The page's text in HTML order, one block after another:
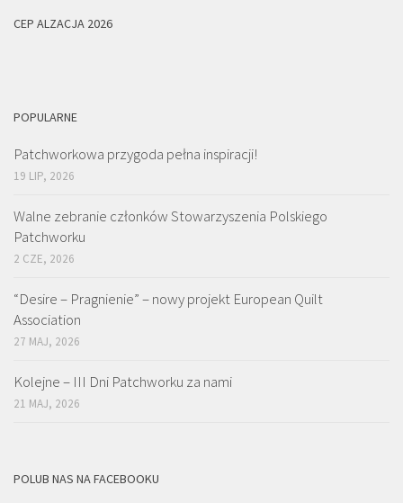
CEP ALZACJA 2026
POPULARNE
Patchworkowa przygoda pełna inspiracji!
19 LIP, 2026
Walne zebranie członków Stowarzyszenia Polskiego
Patchworku
2 CZE, 2026
“Desire – Pragnienie” – nowy projekt European Quilt
Association
27 MAJ, 2026
Kolejne – III Dni Patchworku za nami
21 MAJ, 2026
POLUB NAS NA FACEBOOKU